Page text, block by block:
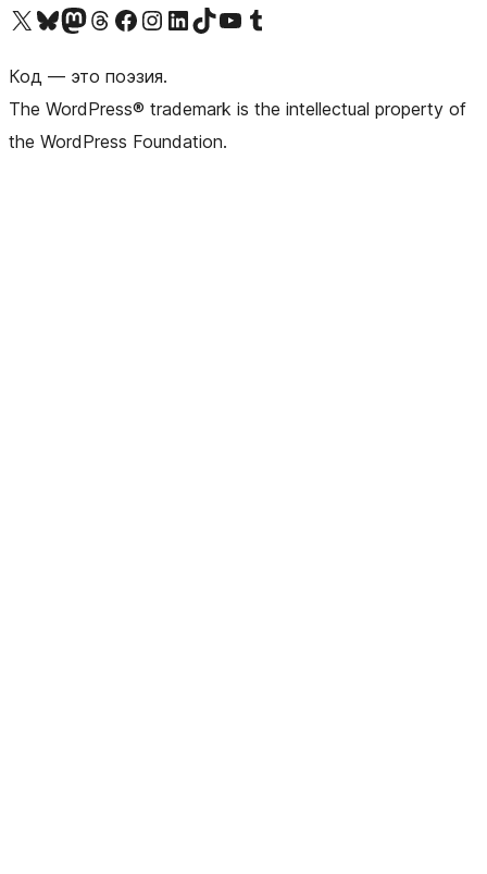
Посетите нас в X (ранее Twitter)
Посетите нашу учётную запись в Bluesky
Посетите нашу ленту в Mastodon
Посетите нашу учётную запись в Threads
Посетите нашу страницу на Facebook
Посетите наш Instagram
Посетите нашу страницу в LinkedIn
Посетите нашу учётную запись в TikTok
Посетите наш канал YouTube
Посетите нашу учётную запись в Tumblr
Код — это поэзия.
The WordPress® trademark is the intellectual property of
the WordPress Foundation.